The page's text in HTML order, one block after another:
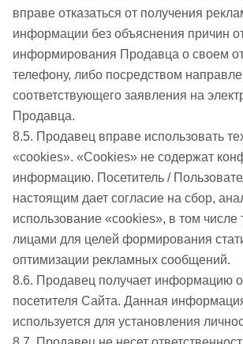
вправе отказаться от получения
информации без объяснения причин
информирования Продавца о своем
телефону, либо посредством
соответствующего заявления на
Продавца.
8.5. Продавец вправе использовать
«cookies». «Cookies» не содержат
информацию. Посетитель /
настоящим дает согласие на сбор,
использование «cookies», в том числе
лицами для целей формирования
оптимизации рекламных сообщений.
8.6. Продавец получает информацию
посетителя Сайта. Данная
используется для установления